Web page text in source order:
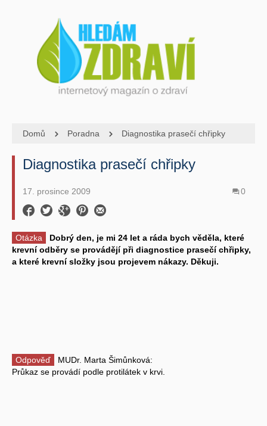
Domů Poradna Diagnostika prasečí chřipky
Diagnostika prasečí chřipky
17. prosince 2009 0
Otázka
Dobrý den, je mi 24 let a ráda bych věděla, které
krevní odběry se provádějí při diagnostice prasečí chřipky,
a které krevní složky jsou projevem nákazy. Děkuji.
Odpověď
MUDr. Marta Šimůnková:
Průkaz se provádí podle protilátek v krvi.